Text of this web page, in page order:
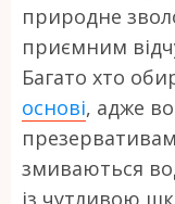
природне
приємним
Багато хто
основі, адже
змиваються
із чутливою